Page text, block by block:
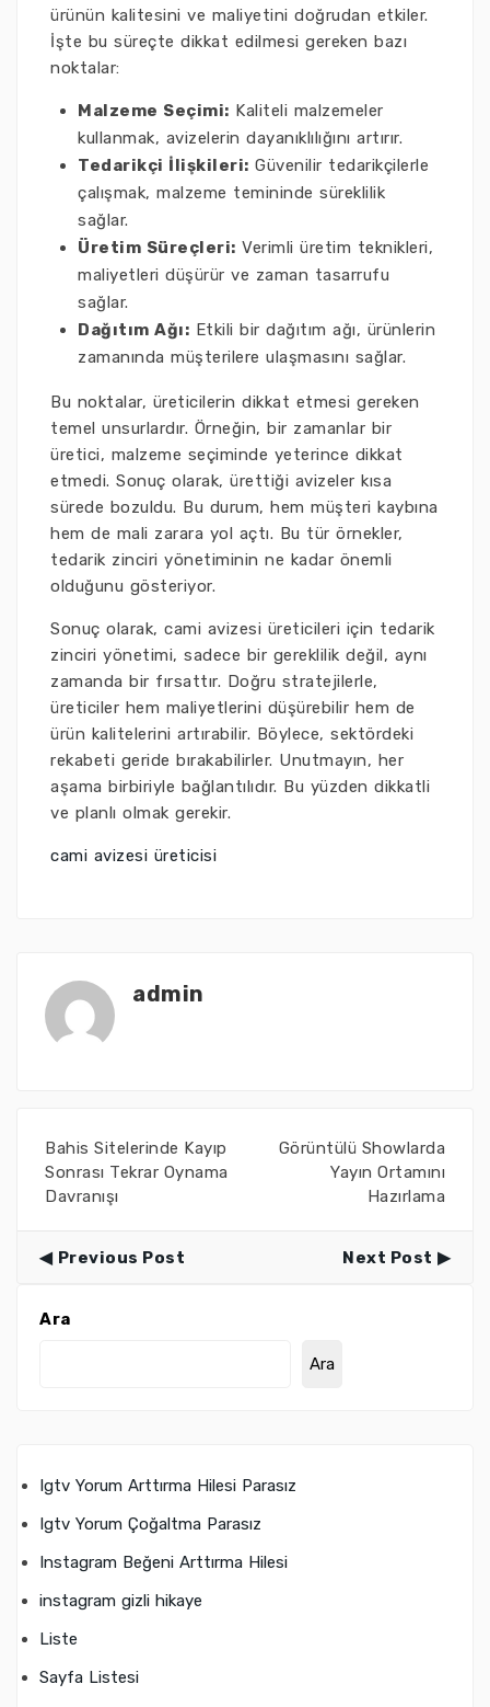
ürünün kalitesini ve maliyetini doğrudan etkiler.
İşte bu süreçte dikkat edilmesi gereken bazı
noktalar:
Malzeme Seçimi: Kaliteli malzemeler
kullanmak, avizelerin dayanıklılığını artırır.
Tedarikçi İlişkileri: Güvenilir tedarikçilerle
çalışmak, malzeme temininde süreklilik
sağlar.
Üretim Süreçleri: Verimli üretim teknikleri,
maliyetleri düşürür ve zaman tasarrufu
sağlar.
Dağıtım Ağı: Etkili bir dağıtım ağı, ürünlerin
zamanında müşterilere ulaşmasını sağlar.
Bu noktalar, üreticilerin dikkat etmesi gereken
temel unsurlardır. Örneğin, bir zamanlar bir
üretici, malzeme seçiminde yeterince dikkat
etmedi. Sonuç olarak, ürettiği avizeler kısa
sürede bozuldu. Bu durum, hem müşteri kaybına
hem de mali zarara yol açtı. Bu tür örnekler,
tedarik zinciri yönetiminin ne kadar önemli
olduğunu gösteriyor.
Sonuç olarak, cami avizesi üreticileri için tedarik
zinciri yönetimi, sadece bir gereklilik değil, aynı
zamanda bir fırsattır. Doğru stratejilerle,
üreticiler hem maliyetlerini düşürebilir hem de
ürün kalitelerini artırabilir. Böylece, sektördeki
rekabeti geride bırakabilirler. Unutmayın, her
aşama birbiriyle bağlantılıdır. Bu yüzden dikkatli
ve planlı olmak gerekir.
cami avizesi üreticisi
admin
Bahis Sitelerinde Kayıp
Sonrası Tekrar Oynama
Davranışı
Görüntülü Showlarda
Yayın Ortamını
Hazırlama
Previous Post Next Post
Ara
Ara
Igtv Yorum Arttırma Hilesi Parasız
Igtv Yorum Çoğaltma Parasız
Instagram Beğeni Arttırma Hilesi
instagram gizli hikaye
Liste
Sayfa Listesi